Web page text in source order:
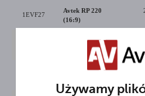
Używamy
1EVF27
AvtekRP 220
(16:9)
RP 280
RP 340